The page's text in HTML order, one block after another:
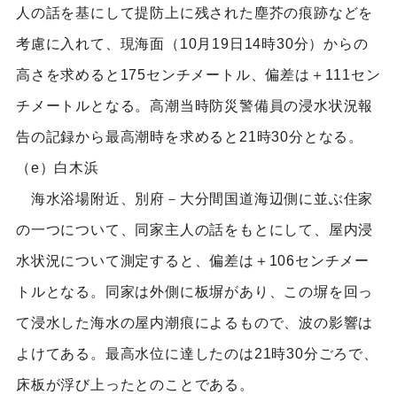
人の話を基にして提防上に残された塵芥の痕跡などを
考慮に入れて、現海面（10月19日14時30分）からの
高さを求めると175センチメートル、偏差は＋111セン
チメートルとなる。高潮当時防災警備員の浸水状況報
告の記録から最高潮時を求めると21時30分となる。
（e）白木浜
海水浴場附近、別府－大分間国道海辺側に並ぶ住家
の一つについて、同家主人の話をもとにして、屋内浸
水状況について測定すると、偏差は＋106センチメー
トルとなる。同家は外側に板塀があり、この塀を回っ
て浸水した海水の屋内潮痕によるもので、波の影響は
よけてある。最高水位に達したのは21時30分ごろで、
床板が浮び上ったとのことである。